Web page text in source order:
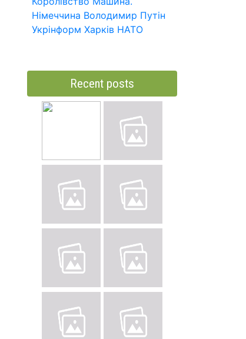
Німеччина Володимир Путін
Укрінформ Харків НАТО
Recent posts